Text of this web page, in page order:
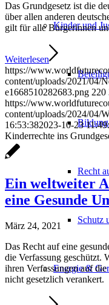
Kinder und
Recht
Schutz
Energie &
Das Grundgesetz ist die
über allen anderen
gilt für alle Bürgerinnen
Weiterlesen
https://
content/uploads/2021/04/
e1668510282683.png 220
https://
content/uploads/2024/04/
16:53:382023-10-23
Kinderrechte ins
Ein weltweiter
eine Gesunde
März 24, 2021
Das Recht auf eine
die Verfassung geschützt.
ihren Verfassungen auf
nicht gesetzlich verankert.